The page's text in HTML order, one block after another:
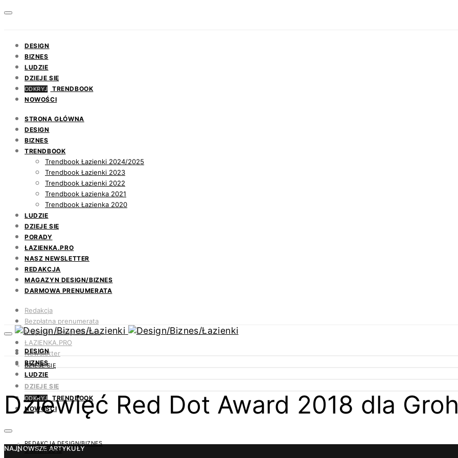
DESIGN
BIZNES
LUDZIE
DZIEJE SIĘ
ODKRYJ
TRENDBOOK
NOWOŚCI
STRONA GŁÓWNA
DESIGN
BIZNES
TRENDBOOK
Trendbook Łazienki 2024/2025
Trendbook Łazienki 2023
Trendbook Łazienki 2022
Trendbook Łazienka 2021
Trendbook Łazienka 2020
LUDZIE
DZIEJE SIĘ
PORADY
ŁAZIENKA.PRO
NASZ NEWSLETTER
REDAKCJA
MAGAZYN DESIGN/BIZNES
DARMOWA PRENUMERATA
Redakcja
Bezpłatna prenumerata
Magazyn Design/Biznes
ŁAZIENKA.PRO
Newsletter
Kontakt
DESIGN
BIZNES
LUDZIE
DZIEJE SIĘ
ODKRYJ
TRENDBOOK
NOWOŚCI
NAJNOWSZE ARTYKUŁY
DZIEJE SIĘ
Dziewięć Red Dot Award 2018 dla
REDAKCJA DESIGN/BIZNES
3 MAJA 2018